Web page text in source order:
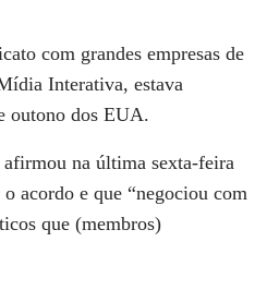
com grandes empresas de
Interativa, estava
outono dos EUA.
na última sexta-feira
acordo e que “negociou com
que (membros)